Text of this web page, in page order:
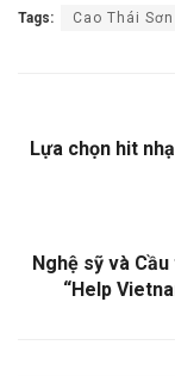
Tags: Cao Thái Sơn
Lựa chọn hit
Nghệ sỹ và
“Help